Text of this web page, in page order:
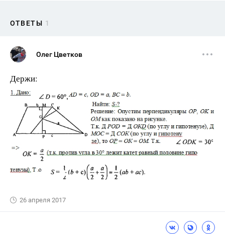
ОТВЕТЫ 1
Олег Цветков
Держи:
26 апреля 2017